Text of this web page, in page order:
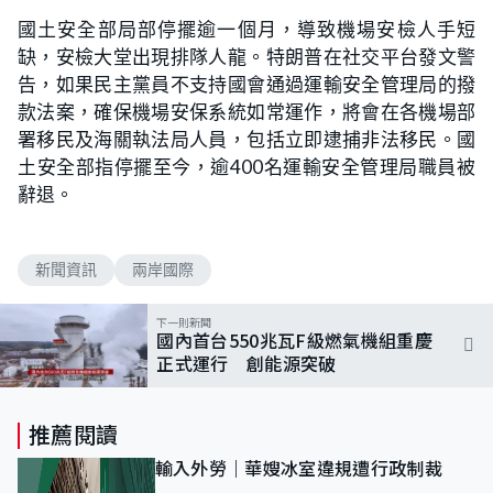
2
.
8
6
%
國土安全部局部停擺逾一個月，導致機場安檢人手短
缺，安檢大堂出現排隊人龍。特朗普在社交平台發文警
告，如果民主黨員不支持國會通過運輸安全管理局的撥
款法案，確保機場安保系統如常運作，將會在各機場部
署移民及海關執法局人員，包括立即逮捕非法移民。國
土安全部指停擺至今，逾400名運輸安全管理局職員被
辭退。
新聞資訊 兩岸國際
下一則新聞
國內首台550兆瓦F級燃氣機組重慶
正式運行 創能源突破
推薦閱讀
輸入外勞｜華嫂冰室違規遭行政制裁